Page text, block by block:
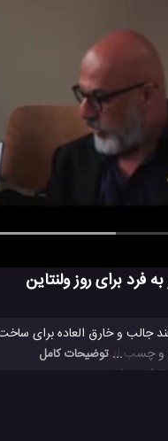
جالب و خارق العاده برای
و چسب این کاردستی های کم
برای تزئینات داخلی خانه نیز
... توضیحات کامل